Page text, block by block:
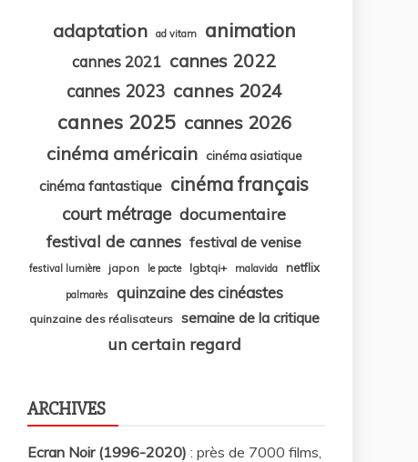
adaptation ad vitam animation
cannes 2021 cannes 2022
cannes 2023 cannes 2024
cannes 2025 cannes 2026
cinéma américain
cinéma asiatique
cinéma fantastique cinéma français
court métrage documentaire
festival de cannes festival de venise
festival lumière japon le pacte lgbtqi+ malavida netflix
palmarès quinzaine des cinéastes
quinzaine des réalisateurs semaine de la critique
un certain regard
ARCHIVES
Ecran Noir (1996-2020) : près de 7000 films,